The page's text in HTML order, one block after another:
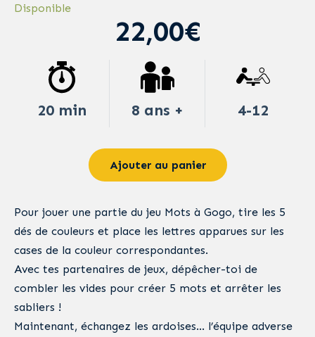
Disponible
22,00€
20 min 8 ans + 4-12
Ajouter au panier
Pour jouer une partie du jeu Mots à Gogo, tire les 5
dés de couleurs et place les lettres apparues sur les
cases de la couleur correspondantes.
Avec tes partenaires de jeux, dépêcher-toi de
combler les vides pour créer 5 mots et arrêter les
sabliers !
Maintenant, échangez les ardoises… l’équipe adverse